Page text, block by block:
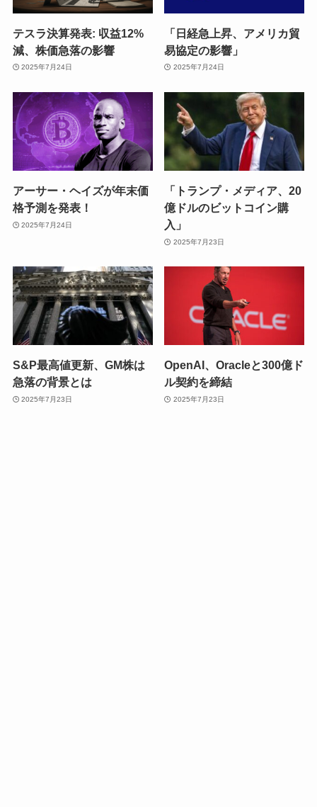
テスラ決算発表: 収益12%
減、株価急落の影響
2025年7月24日
「日経急上昇、アメリカ貿
易協定の影響」
2025年7月24日
アーサー・ヘイズが年末価
格予測を発表！
2025年7月24日
「トランプ・メディア、20
億ドルのビットコイン購
入」
2025年7月23日
S&P最高値更新、GM株は
急落の背景とは
2025年7月23日
OpenAI、Oracleと300億ド
ル契約を締結
2025年7月23日